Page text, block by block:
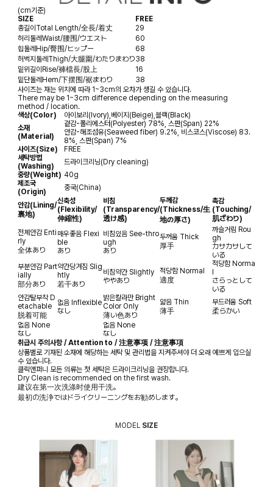
(cm기준)
SIZE
FREE
총길이Total Length/全長/着丈
29
허리둘레Waist/腰围/ウエスト
60
힙둘레Hip/臀围/ヒップー
68
허벅지둘레Thigh/大腿圍/わたりまわり38
밑위길이Rise/褲檔長/股上
16
밑단둘레Hem/下摆围/裾まわり
38
사이즈는 재는 위치에 따라 1~3cm의 오차가 생길 수 있습니다.
There may be 1~3cm difference depending on the measuring
method / location.
색상(Color)
아이보리(Ivory),베이지(Beige),블랙(Black)
소재
(Material)
겉감-폴리에스터(Polyester) 78%, 스판(Span) 22%
안감-해조섬유(Seaweed fiber) 9.2%, 비스코스(Viscose) 83.
8%, 스판(Span) 7%
사이즈(Size)
FREE
세탁방법
(Washing)
드라이크리닝(Dry cleaning)
중량(Weight) 40g
제조국
(Origin)
중국(China)
안감(Lining/
裏地)
신축성
(Flexibility/
伸縮性)
비침
(Transparency/
透け感)
두께감
(Thickness/生
地の厚さ)
촉감
(Touching/
肌ざわり)
전체안감 Enti
rly
全体あり
매우좋음 Flexi
ble
あり
비침있음 See-thro
ugh
あり
두꺼움 Thick
厚手
까슬거림 Rou
gh
カサカサして
いる
부분안감 Part
ially
部分あり
약간당겨짐 Slig
htly
若干あり
비침약간Slightly
ややあり
적당함 Normal
適度
적당함 Norma
l
さらっとして
いる
안감탈부착 D
etachable
脱着可能
없음 Inflexible
なし
밝은칼라만 Bright
Color Only
薄い色あり
얇음 Thin
薄手
부드러움 Soft
柔らかい
없음 None
なし
없음 None
なし
취급시 주의사항 / Attention to / 注意事项 / 注意事項
상품별로 기재된 소재에 해당하는 세탁 및 관리법을 지켜주셔야 더 오래 예쁘게 입으실
수 있습니다.
클릭앤퍼니 모든 의류는 첫 세탁은 드라이크리닝을 권장합니다.
Dry Clean is recommended on the first wash.
建议在第一次洗涤时使用干洗。
最初の洗浄ではドライクリーニングをお勧めします。
MODEL SIZE